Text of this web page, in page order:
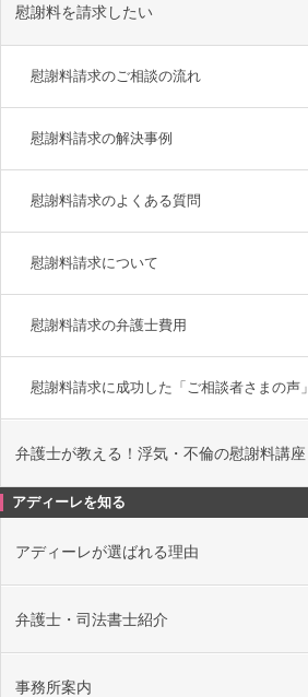
慰謝料を請求したい
慰謝料請求のご相談の流れ
慰謝料請求の解決事例
慰謝料請求のよくある質問
慰謝料請求について
慰謝料請求の弁護士費用
慰謝料請求に成功した「ご相談者さまの声」
弁護士が教える！浮気・不倫の慰謝料講座
アディーレを知る
アディーレが選ばれる理由
弁護士・司法書士紹介
事務所案内